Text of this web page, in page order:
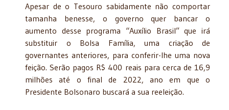
Apesar de o Tesouro sabidamente não comportar
tamanha benesse, o governo quer bancar o
aumento desse programa “Auxílio Brasil” que irá
substituir o Bolsa Família, uma criação de
governantes anteriores, para conferir-lhe uma nova
feição. Serão pagos R$ 400 reais para cerca de 16,9
milhões até o final de 2022, ano em que o
Presidente Bolsonaro buscará a sua reeleição.